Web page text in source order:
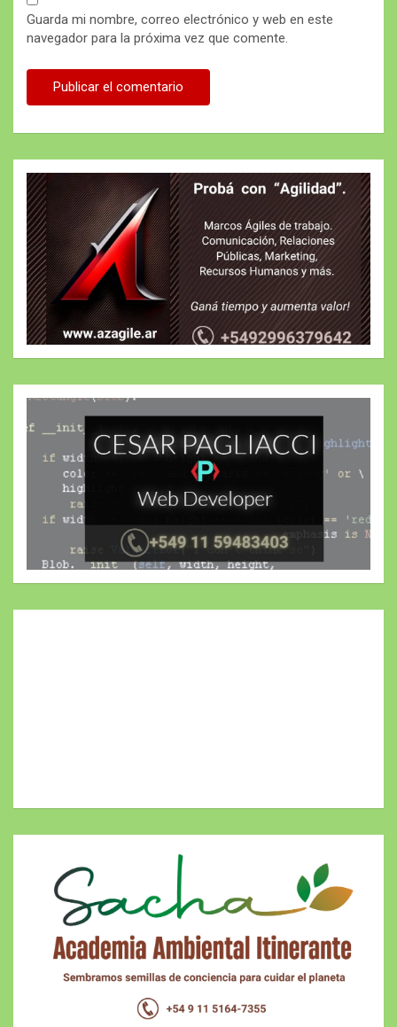
Guarda mi nombre, correo electrónico y web en este
navegador para la próxima vez que comente.